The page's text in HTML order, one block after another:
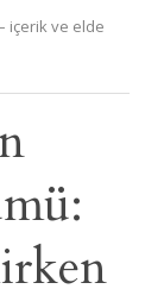
içerik ve elde